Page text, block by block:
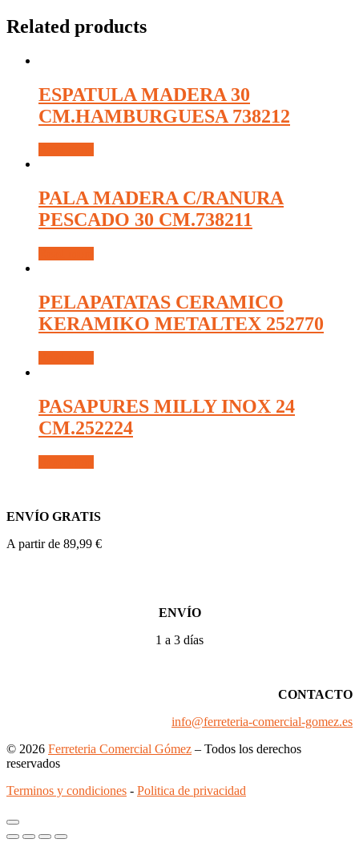
Related products
ESPATULA MADERA 30
CM.HAMBURGUESA 738212
PALA MADERA C/RANURA
PESCADO 30 CM.738211
PELAPATATAS CERAMICO
KERAMIKO METALTEX 252770
PASAPURES MILLY INOX 24
CM.252224
ENVÍO GRATIS
A partir de 89,99 €
ENVÍO
1 a 3 días
CONTACTO
info@ferreteria-comercial-gomez.es
© 2026 Ferreteria Comercial Gómez – Todos los derechos
reservados
Terminos y condiciones - Politica de privacidad